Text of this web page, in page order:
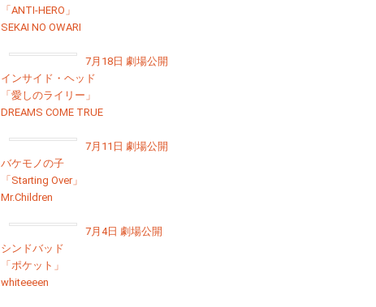
「ANTI-HERO」
SEKAI NO OWARI
7月18日 劇場公開
インサイド・ヘッド
「愛しのライリー」
DREAMS COME TRUE
7月11日 劇場公開
バケモノの子
「Starting Over」
Mr.Children
7月4日 劇場公開
シンドバッド
「ポケット」
whiteeeen